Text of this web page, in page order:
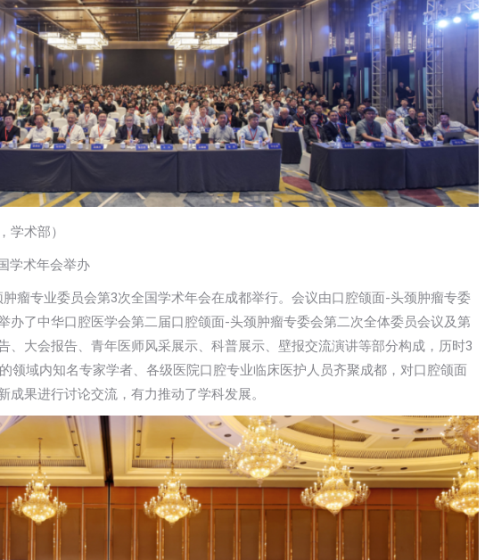
学术部）
学术年会举办
瘤专业委员会第3次全国学术年会在成都举行。会议由口腔颌面-头颈肿瘤专委
办了中华口腔医学会第二届口腔颌面-头颈肿瘤专委会第二次全体委员会议及第
、大会报告、青年医师风采展示、科普展示、壁报交流演讲等部分构成，历时3
领域内知名专家学者、各级医院口腔专业临床医护人员齐聚成都，对口腔颌面
果进行讨论交流，有力推动了学科发展。